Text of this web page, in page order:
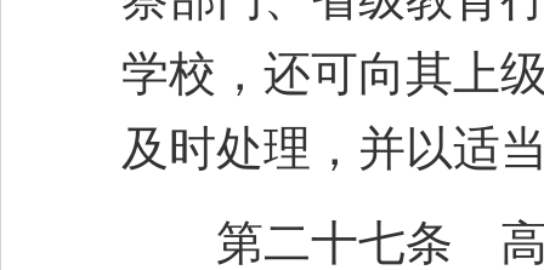
学校，还可向其上
及时处理，并以适
第二十七条 高